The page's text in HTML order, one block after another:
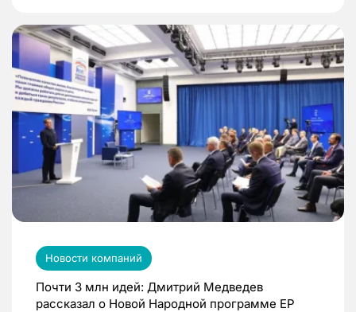
Новости компаний
Почти 3 млн идей: Дмитрий Медведев
рассказал о Новой Народной программе ЕР